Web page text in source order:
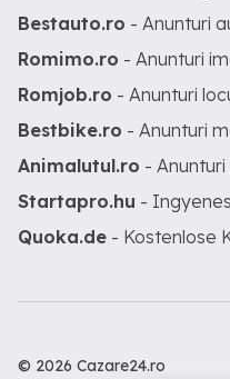
Bestauto.ro - Anunturi
Romimo.ro - Anunturi
Romjob.ro - Anunturi
Bestbike.ro - Anunturi
Animalutul.ro -
Startapro.hu -
Quoka.de - Kostenlose
© 2026 Cazare24.ro